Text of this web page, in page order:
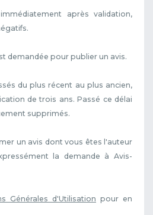
après validation,
demandée pour publier un avis.
du plus récent au plus ancien,
de trois ans. Passé ce délai
supprimés.
un avis dont vous êtes l'auteur
la demande à Avis-
Générales d'Utilisation pour en